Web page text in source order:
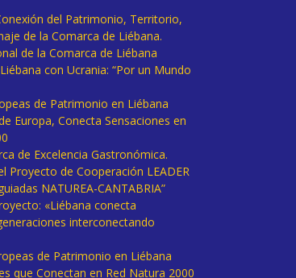
del Patrimonio, Territorio,
de la Comarca de Liébana.
de la Comarca de Liébana
con Ucrania: “Por un Mundo
de Patrimonio en Liébana
Europa, Conecta Sensaciones en
de Excelencia Gastronómica.
Proyecto de Cooperación LEADER
NATUREA-CANTABRIA”
«Liébana conecta
interconectando
de Patrimonio en Liébana
que Conectan en Red Natura 2000